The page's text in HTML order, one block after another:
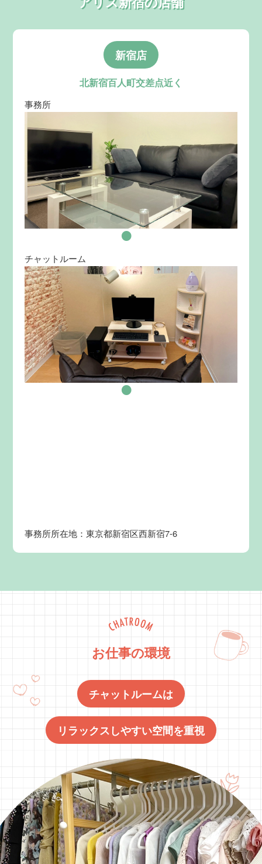
新宿店
北新宿百人町交差点近く
事務所
チャットルーム
事務所所在地：東京都新宿区西新宿7-6
お仕事の環境
チャットルームは
リラックスしやすい空間を重視